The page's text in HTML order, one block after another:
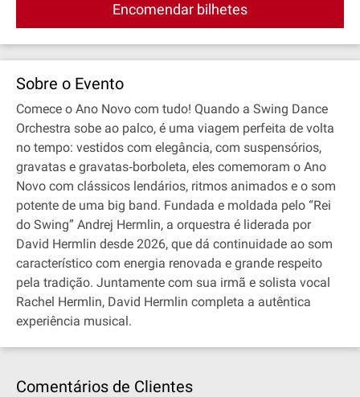
Encomendar bilhetes
Sobre o Evento
Comece o Ano Novo com tudo! Quando a Swing Dance
Orchestra sobe ao palco, é uma viagem perfeita de volta
no tempo: vestidos com elegância, com suspensórios,
gravatas e gravatas‐borboleta, eles comemoram o Ano
Novo com clássicos lendários, ritmos animados e o som
potente de uma big band. Fundada e moldada pelo “Rei
do Swing” Andrej Hermlin, a orquestra é liderada por
David Hermlin desde 2026, que dá continuidade ao som
característico com energia renovada e grande respeito
pela tradição. Juntamente com sua irmã e solista vocal
Rachel Hermlin, David Hermlin completa a autêntica
experiência musical.
Comentários de Clientes